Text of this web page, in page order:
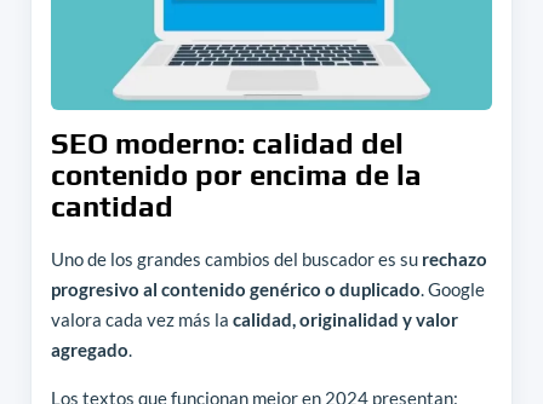
SEO moderno: calidad del
contenido por encima de la
cantidad
Uno de los grandes cambios del buscador es su rechazo
progresivo al contenido genérico o duplicado. Google
valora cada vez más la calidad, originalidad y valor
agregado.
Los textos que funcionan mejor en 2024 presentan: